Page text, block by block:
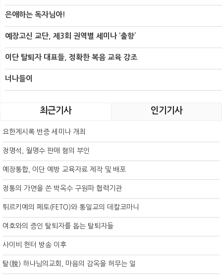
은애하는 독자님아!
예장고신 교단, 제3회 권역별 세미나 ‘출항’
이단 탈퇴자 대표들, 정확한 복음 교육 강조
너나들이
최근기사 인기기사
요한계시록 반증 세미나 개최
정명석, 월명수 판매 혐의 부인
예장통합, 이단 예방 교육자료 제작 및 배포
정통의 가면을 쓴 박옥수 구원파 협력기관
튀르키예의 페토(FETO)와 통일교의 데칼코마니
여호와의 증인 탈퇴자를 돕는 탈퇴자들
사이비 헌터 방송 이후
탈(脫) 하나님의교회, 마음의 감옥을 허무는 일